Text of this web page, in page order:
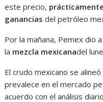
este precio,
gananciasdel petróleo
Por la mañana, Pemex dio
la mezcla mexicanadel
El crudo mexicano se
prevalece en el mercado
acuerdo con el análisis